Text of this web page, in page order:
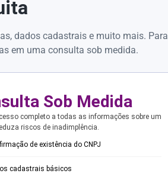
dados cadastrais e muito mais. Para
em uma consulta sob medida.
Sob Medida
completo a todas as informações sobre um
riscos de inadimplência.
de existência do CNPJ
cadastrais básicos